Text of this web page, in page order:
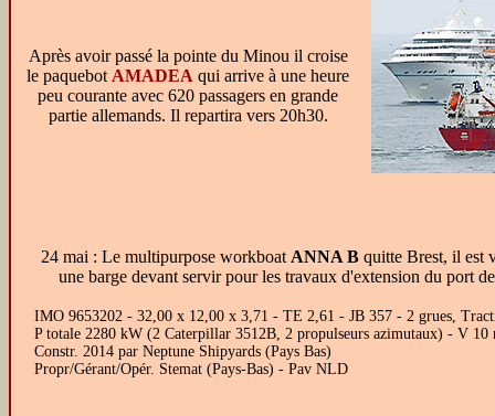
Après avoir passé la pointe du Minou il croise
le paquebot AMADEA qui arrive à une heure
peu courante avec 620 passagers en grande
partie allemands. Il repartira vers 20h30.
24 mai : Le multipurpose workboat ANNA B quitte Brest, il est
une barge devant servir pour les travaux d'extension du port
IMO 9653202 - 32,00 x 12,00 x 3,71 - TE 2,61 - JB 357 - 2 grues,
P totale 2280 kW (2 Caterpillar 3512B, 2 propulseurs azimutaux) - V 10
Constr. 2014 par Neptune Shipyards (Pays Bas)
Propr/Gérant/Opér. Stemat (Pays-Bas) - Pav NLD